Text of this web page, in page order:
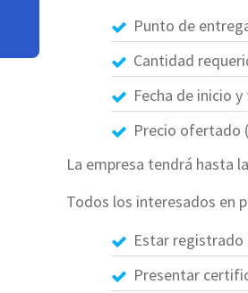
Punto de
Cantidad
Fecha de inicio
Precio ofertado
La empresa tendrá hasta
Todos los interesados en
Estar registrado
Presentar